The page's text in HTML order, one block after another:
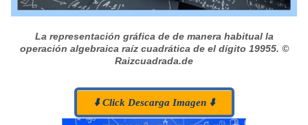
La representación gráfica de de manera habitual la
operación algebraica raíz cuadrática de el dígito 19955. ©
Raizcuadrada.de
⬇️ Click Descarga Imagen ⬇️